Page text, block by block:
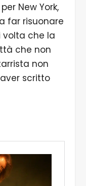
New York,
far risuonare
che la
che non
non
scritto